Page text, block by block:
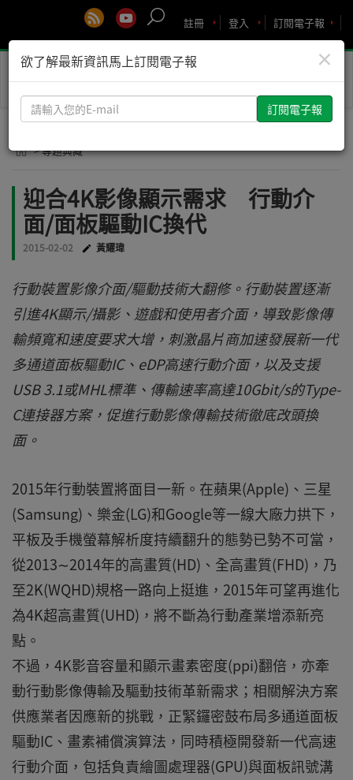
訂閱電子報
登入
註冊
Toggle
> 專題典藏
迎合4K影像顯示需求 行動介
面/面板驅動IC換代
2015-02-02 黃耀瑋
行動裝置影像介面/驅動技術大翻修。行動裝置逐漸
引進4K顯示/攝影、遊戲和使用者介面，導致影像傳
輸頻寬和速度要求大增，刺激晶片商加速發展新一代
多通道面板驅動IC、eDP高速行動介面，以及支援
USB 3.1或MHL標準、傳輸速率高達10Gbit/s的Type-
C連接器方案，促進行動影像傳輸技術徹底改頭換
面。
2015年行動裝置將面目一新。在蘋果(Apple)、三星
(Samsung)、樂金(LG)和Google等一線大廠力拱下，
平板及手機螢幕解析度持續翻升的態勢已勢不可當，
從2013∼2014年的高畫質(HD)、全高畫質(FHD)，乃
至2K(WQHD)規格一路向上挺進，2015年可望再進化
為4K超高畫質(UHD)，將不斷為行動產業增添新亮
點。
不過，4K影音容量和顯示畫素密度(ppi)翻倍，亦牽
動行動影像傳輸及驅動技術革新需求；相關解決方案
供應業者因應新的挑戰，正緊鑼密鼓布局多通道面板
驅動IC、畫素補償演算法，同時積極開發新一代高速
行動介面，包括負責繪圖處理器(GPU)與面板訊號溝
×
欲了解最新資訊馬上訂閱電子報
請
輸
您
E-
mail